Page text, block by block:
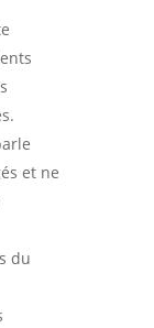
et ne
du